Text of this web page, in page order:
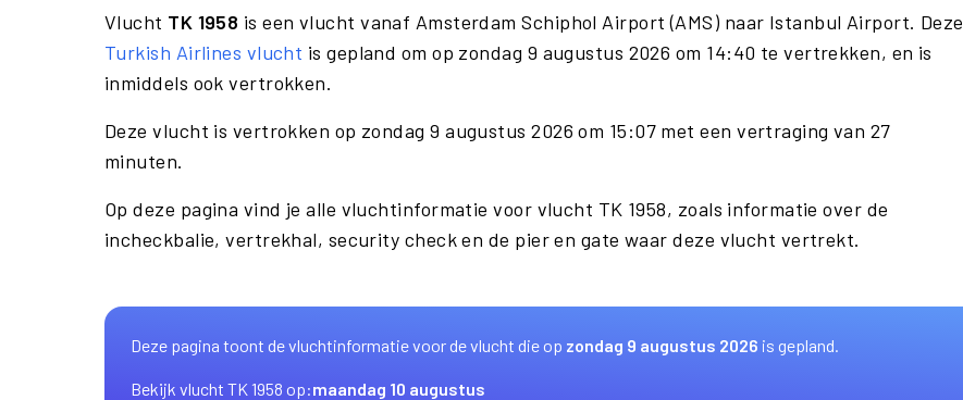
Vlucht TK 1958 is een vlucht vanaf Amsterdam Schiphol Airport (AMS) naar Istanbul Airport. Deze
Turkish Airlines vlucht is gepland om op zondag 9 augustus 2026 om 14:40 te vertrekken, en is
inmiddels ook vertrokken.
Deze vlucht is vertrokken op zondag 9 augustus 2026 om 15:07 met een vertraging van 27
minuten.
Op deze pagina vind je alle vluchtinformatie voor vlucht TK 1958, zoals informatie over de
incheckbalie, vertrekhal, security check en de pier en gate waar deze vlucht vertrekt.
Deze pagina toont de vluchtinformatie voor de vlucht die op zondag 9 augustus 2026 is gepland.
Bekijk vlucht TK 1958 op:maandag 10 augustus